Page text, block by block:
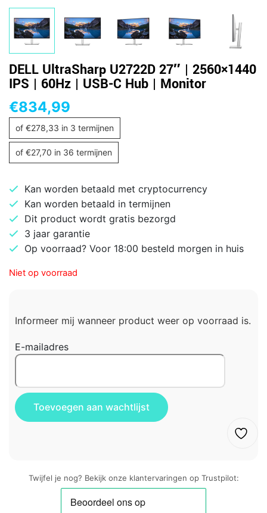
DELL UltraSharp U2722D 27″ | 2560×1440
IPS | 60Hz | USB-C Hub | Monitor
€834,99
of €278,33 in 3 termijnen
of €27,70 in 36 termijnen
Kan worden betaald met cryptocurrency
Kan worden betaald in termijnen
Dit product wordt gratis bezorgd
3 jaar garantie
Op voorraad? Voor 18:00 besteld morgen in huis
Niet op voorraad
Informeer mij wanneer product weer op voorraad is.
E-mailadres
Twijfel je nog? Bekijk onze klantervaringen op Trustpilot: